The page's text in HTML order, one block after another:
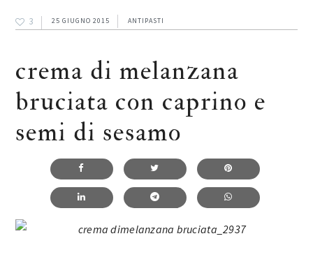
3 25 GIUGNO 2015 ANTIPASTI
crema di melanzana
bruciata con caprino e
semi di sesamo